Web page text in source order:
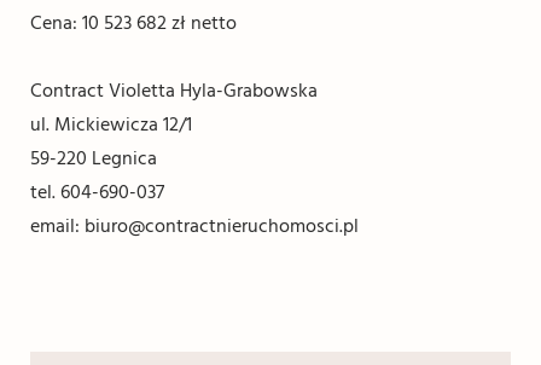
Cena: 10 523 682 zł netto
Contract Violetta Hyla-Grabowska
ul. Mickiewicza 12/1
59-220 Legnica
tel. 604-690-037
email: biuro@contractnieruchomosci.pl